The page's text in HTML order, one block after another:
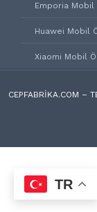
Emporia
Huawei Mobil
Xiaomi Mobil
CEPFABRIKA.COM –
TR